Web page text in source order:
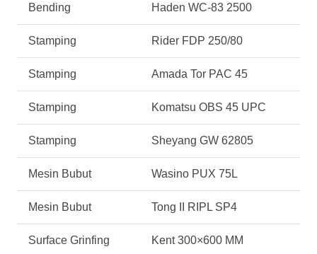
Bending Haden WC-83 2500
Stamping Rider FDP 250/80
Stamping Amada Tor PAC 45
Stamping Komatsu OBS 45 UPC
Stamping Sheyang GW 62805
Mesin Bubut Wasino PUX 75L
Mesin Bubut Tong II RIPL SP4
Surface Grinfing Kent 300×600 MM